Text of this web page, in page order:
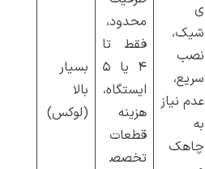
ی
شیک،
نصب
سریع،
عدم نیاز
به
چاهک
محدود،
فقط تا
۴ یا ۵
ایستگاه،
هزینه
قطعات
تخصص
بسیار
بالا
(لوکس)